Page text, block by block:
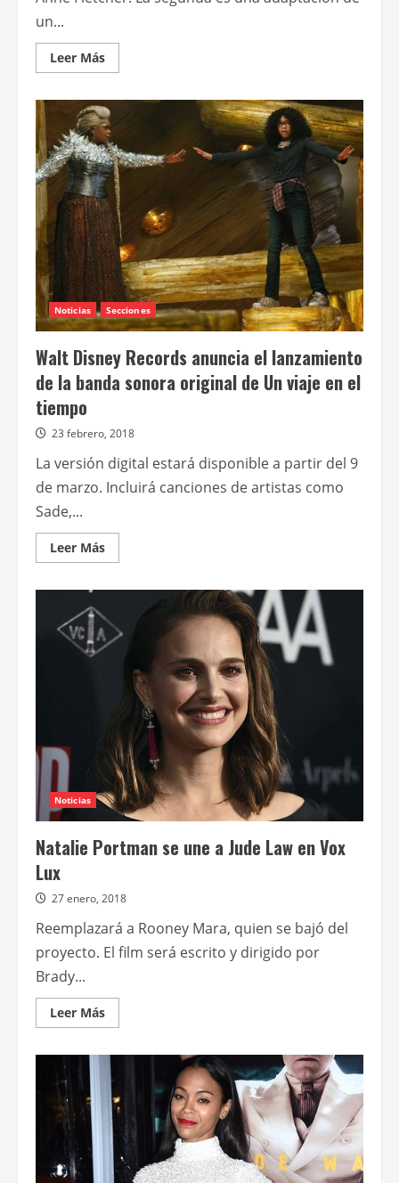
un...
Leer MásLeer
más
Netflix
adquiere
Dumplin,
con
Jennifer
Aniston;
y
Yes
Day,
con
Jennifer
Garner
Noticias Secciones
Walt Disney Records anuncia el lanzamiento
de la banda sonora original de Un viaje en el
tiempo
23 febrero, 2018
La versión digital estará disponible a partir del 9
de marzo. Incluirá canciones de artistas como
Sade,...
Leer MásLeer
más
Records
anuncia
el
lanzamiento
banda
sonora
original
Un
viaje
en
el
tiempo
Noticias
Natalie Portman se une a Jude Law en Vox
Lux
27 enero, 2018
Reemplazará a Rooney Mara, quien se bajó del
proyecto. El film será escrito y dirigido por
Brady...
Leer MásLeer
más
Natalie
Portman
se
une
Jude
Law
en
Vox
Lux